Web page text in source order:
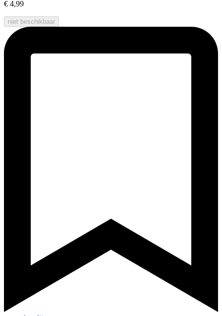
€ 4,99
niet beschikbaar